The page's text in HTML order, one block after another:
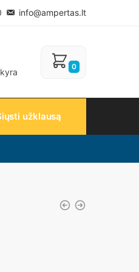
info@ampertas.lt
0
užklausą